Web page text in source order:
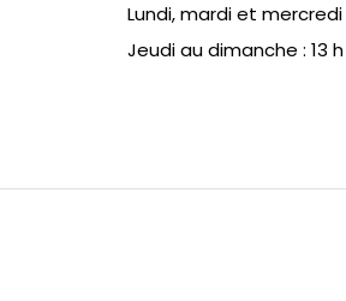
Lundi, mardi et mercredi
Jeudi au dimanche : 13 h